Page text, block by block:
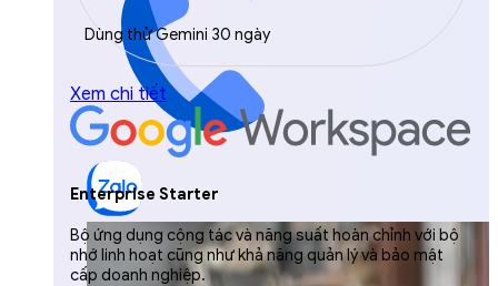
Dùng thử Gemini 30 ngày
Xem chi tiết
Enterprise Starter
Bộ ứng dụng cộng tác và năng suất hoàn chỉnh với bộ
nhớ linh hoạt cũng như khả năng quản lý và bảo mật
cấp doanh nghiệp.